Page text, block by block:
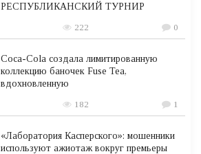
РЕСПУБЛИКАНСКИЙ ТУРНИР
222 0
Coca-Cola создала лимитированную
коллекцию баночек Fuse Tea,
вдохновленную
182 1
«Лаборатория Касперского»: мошенники
используют ажиотаж вокруг премьеры